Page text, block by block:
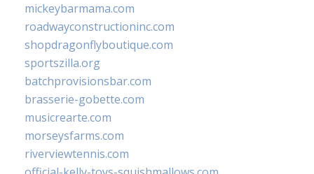
mickeybarmama.com
roadwayconstructioninc.com
shopdragonflyboutique.com
sportszilla.org
batchprovisionsbar.com
brasserie-gobette.com
musicrearte.com
morseysfarms.com
riverviewtennis.com